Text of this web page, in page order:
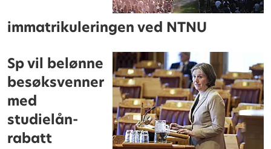
immatrikuleringen ved NTNU
Sp vil belønne
besøksvenner
med
studielån-
rabatt